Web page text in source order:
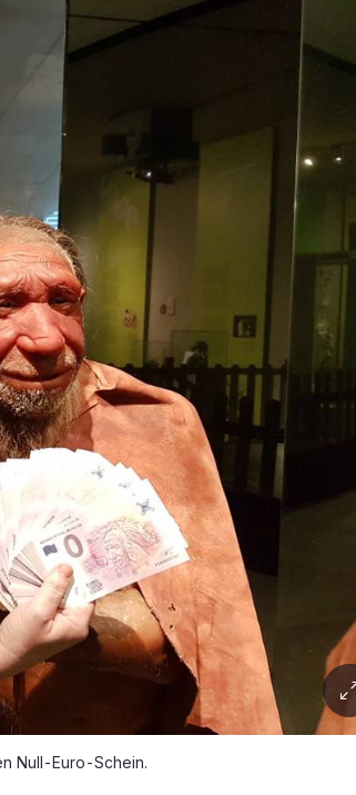
Null-Euro-Schein.